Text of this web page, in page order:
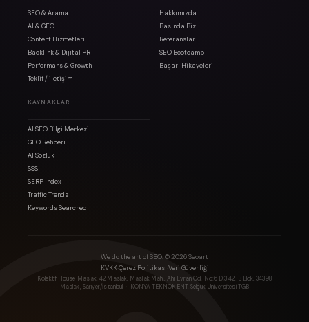
SEO & Arama
AI & GEO
Content Hizmetleri
Backlink & Dijital PR
Performans & Growth
Teklif / iletişim
Hakkımızda
Basında Biz
Referanslar
SEO Bootcamp
Başarı Hikayeleri
KAYNAKLAR
AI SEO Bilgi Merkezi
GEO Rehberi
AI Sözlük
SSS
SERP Index
Traffic Trends
Keywords Searched
We do the art of SEO. ©2026Seoart
KVKK·Çerez Politikası·Veri Güvenliği
Kolektif House Maslak, 42 Maslak, Maslak Mah., Ahi Evran Cd. No:6 D:3 42, B Blok, 34398
Maslak, Sarıyer/İstanbul · KONYA TEKNOKENT, Selçuk Üniversitesi TGB